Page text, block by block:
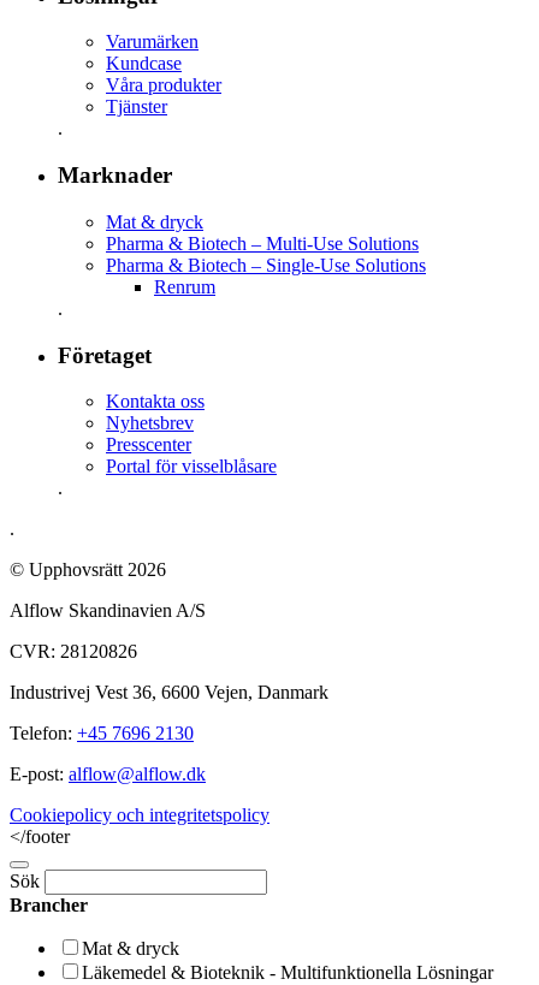
Varumärken
Kundcase
Våra produkter
Tjänster
.
Marknader
Mat & dryck
Pharma & Biotech – Multi-Use Solutions
Pharma & Biotech – Single-Use Solutions
Renrum
.
Företaget
Kontakta oss
Nyhetsbrev
Presscenter
Portal för visselblåsare
.
.
© Upphovsrätt 2026
Alflow Skandinavien A/S
CVR: 28120826
Industrivej Vest 36, 6600 Vejen, Danmark
Telefon: +45 7696 2130
E-post: alflow@alflow.dk
Cookiepolicy och integritetspolicy
</footer
Sök
Brancher
Mat & dryck
Läkemedel & Bioteknik - Multifunktionella Lösningar